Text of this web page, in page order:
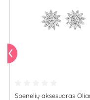
Spenelių aksesuaras